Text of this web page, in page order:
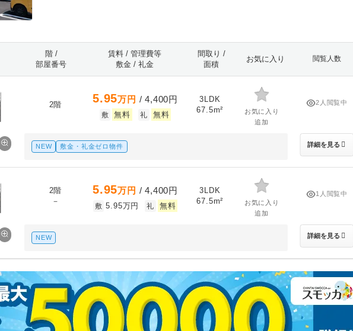
階 /
部屋番号
賃料 / 管理費等
敷金 / 礼金
間取り /
面積
お気に入り 閲覧人数
2階 5.95万円 / 4,400円
敷 無料 礼 無料
3LDK
67.5m²
お気に入り
追加
NEW 敷金・礼金ゼロ物件
2人閲覧中
詳細を見る
2階
－
5.95万円 / 4,400円
敷 5.95万円 礼 無料
3LDK
67.5m²
お気に入り
追加
NEW
1人閲覧中
詳細を見る